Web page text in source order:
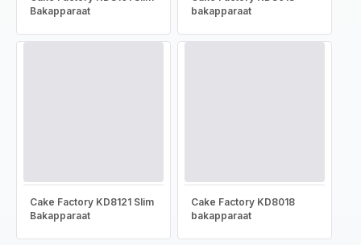
Bakapparaat
bakapparaat
Cake Factory KD8121 Slim
Bakapparaat
Cake Factory KD8018
bakapparaat